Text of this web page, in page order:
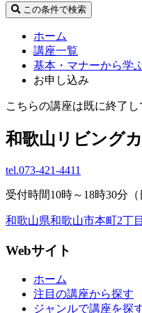
この条件で検索
ホーム
講座一覧
基本・マナーから
お申し込み
こちらの講座は既に終了
和歌山リビング
tel.073-421-4411
受付時間10時～18時30分（
和歌山県和歌山市本町2丁
Webサイト
ホーム
注目の講座から探す
ジャンルで講座を探